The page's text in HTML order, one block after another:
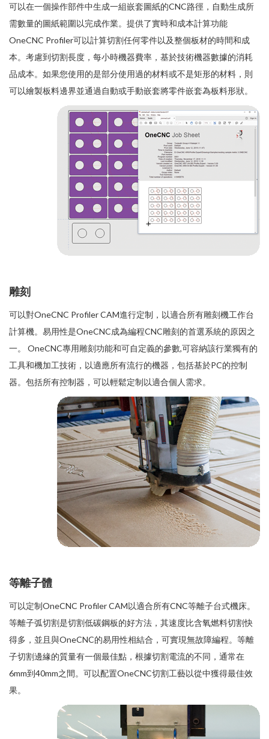
可以在一個操作部件中生成一組嵌套圖紙的CNC路徑，自動生成所
需數量的圖紙範圍以完成作業。提供了實時和成本計算功能
OneCNC Profiler可以計算切割任何零件以及整個板材的時間和成
本。考慮到切割長度，每小時機器費率，基於技術機器數據的消耗
品成本。如果您使用的是部分使用過的材料或不是矩形的材料，則
可以繪製板料邊界並通過自動或手動嵌套將零件嵌套為板料形狀。
雕刻
可以對OneCNC Profiler CAM進行定制，以適合所有雕刻機工作台
計算機。易用性是OneCNC成為編程CNC雕刻的首選系統的原因之
一。 OneCNC專用雕刻功能和可自定義的參數,可容納該行業獨有的
工具和機加工技術，以適應所有流行的機器，包括基於PC的控制
器。包括所有控制器，可以輕鬆定制以適合個人需求。
等離子體
可以定制OneCNC Profiler CAM以適合所有CNC等離子台式機床。
等離子弧切割是切割低碳鋼板的好方法，其速度比含氧燃料切割快
得多，並且與OneCNC的易用性相結合，可實現無故障編程。等離
子切割邊緣的質量有一個最佳點，根據切割電流的不同，通常在
6mm到40mm之間。可以配置OneCNC切割工藝以從中獲得最佳效
果。